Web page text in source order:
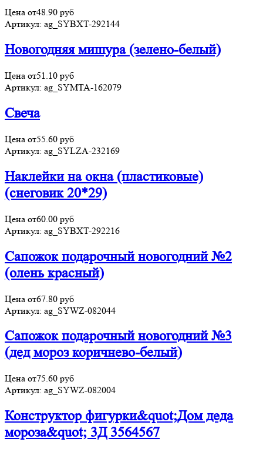
Цена от48.90 руб
Артикул: ag_SYBXT-292144
Новогодняя мишура (зелено-белый)
Цена от51.10 руб
Артикул: ag_SYMTA-162079
Свеча
Цена от55.60 руб
Артикул: ag_SYLZA-232169
Наклейки на окна (пластиковые)
(снеговик 20*29)
Цена от60.00 руб
Артикул: ag_SYBXT-292216
Сапожок подарочный новогодний №2
(олень красный)
Цена от67.80 руб
Артикул: ag_SYWZ-082044
Сапожок подарочный новогодний №3
(дед мороз коричнево-белый)
Цена от75.60 руб
Артикул: ag_SYWZ-082004
Конструктор фигурки&quot;Дом деда
мороза&quot; 3Д 3564567